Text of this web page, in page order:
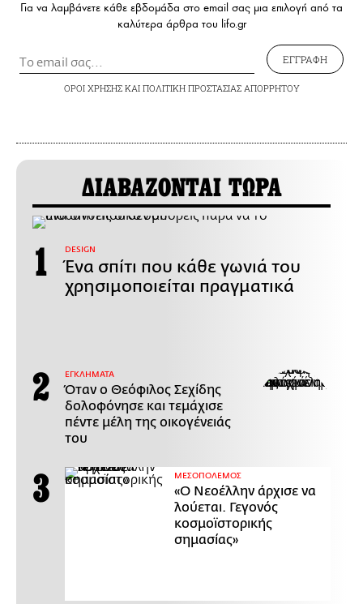
Για να λαμβάνετε κάθε εβδομάδα στο email σας μια επιλογή από τα
καλύτερα άρθρα του lifo.gr
ΕΓΓΡΑΦΗ
ΟΡΟΙ ΧΡΗΣΗΣΚΑΙ ΠΟΛΙΤΙΚΗ ΠΡΟΣΤΑΣΙΑΣ ΑΠΟΡΡΗΤΟΥ
ΔΙΑΒΑΖΟΝΤΑΙ ΤΩΡΑ
DESIGN
Ένα σπίτι που κάθε γωνιά του
χρησιμοποιείται πραγματικά
ΕΓΚΛΗΜΑΤΑ
Όταν ο Θεόφιλος Σεχίδης
δολοφόνησε και τεμάχισε
πέντε μέλη της οικογένειάς
του
ΜΕΣΟΠΟΛΕΜΟΣ
«Ο Νεοέλλην άρχισε να
λούεται. Γεγονός
κοσμοϊστορικής
σημασίας»